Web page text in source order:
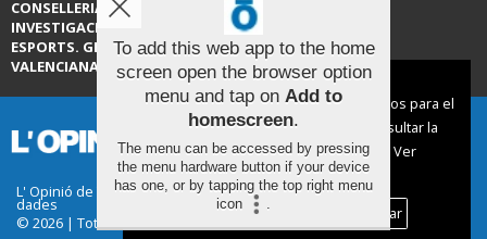
CONSELLERIA D’EDUCACIÓ,
INVESTIGACIÓ, CULTURA I
ESPORTS. GENERALITAT
VALENCIANA.
L' Opinió de Torrent |Termes d'ús|Protecció de
dades
© 2026 | Tots els drets reservats
To add this web app to the home
screen open the browser option
menu and tap on Add to
homescreen.
The menu can be accessed by pressing
the menu hardware button if your device
has one, or by tapping the top right menu
icon
.
Aviso sobre el Uso de cookies:
Utilizamos cookies nuestras y de terceros para el
funcionamiento del digital. Puedes consultar la
lista de cookies y como desconectarlas.
Ver
nuestra Política de Privacidad y Cookies
Aceptar Cookies
Personalizar